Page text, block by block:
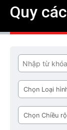
Quy
Tìm
Loại
hình
công
trình
Chiều
rộng